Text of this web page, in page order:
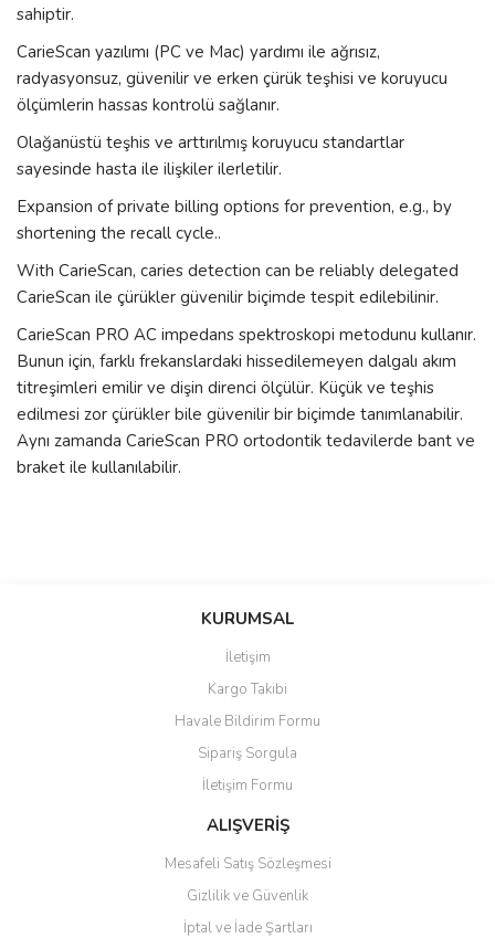
sahiptir.
CarieScan yazılımı (PC ve Mac) yardımı ile ağrısız,
radyasyonsuz, güvenilir ve erken çürük teşhisi ve koruyucu
ölçümlerin hassas kontrolü sağlanır.
Olağanüstü teşhis ve arttırılmış koruyucu standartlar
sayesinde hasta ile ilişkiler ilerletilir.
Expansion of private billing options for prevention, e.g., by
shortening the recall cycle..
With CarieScan, caries detection can be reliably delegated
CarieScan ile çürükler güvenilir biçimde tespit edilebilinir.
CarieScan PRO AC impedans spektroskopi metodunu kullanır.
Bunun için, farklı frekanslardaki hissedilemeyen dalgalı akım
titreşimleri emilir ve dişin direnci ölçülür. Küçük ve teşhis
edilmesi zor çürükler bile güvenilir bir biçimde tanımlanabilir.
Aynı zamanda CarieScan PRO ortodontik tedavilerde bant ve
braket ile kullanılabilir.
Bu ürüne ilk yorumu siz yapın!
Ürün resmi kalitesiz, bozuk veya görüntülenemiyor.
Ürün açıklamasında eksik bilgiler bulunuyor.
Ürün bilgilerinde hatalar bulunuyor.
Ürün fiyatı diğer sitelerden daha pahalı.
Bu ürüne benzer farklı alternatifler olmalı.
KURUMSAL
İletişim
Kargo Takibi
Havale Bildirim Formu
Sipariş Sorgula
İletişim Formu
ALIŞVERİŞ
Mesafeli Satış Sözleşmesi
Gizlilik ve Güvenlik
İptal ve İade Şartları